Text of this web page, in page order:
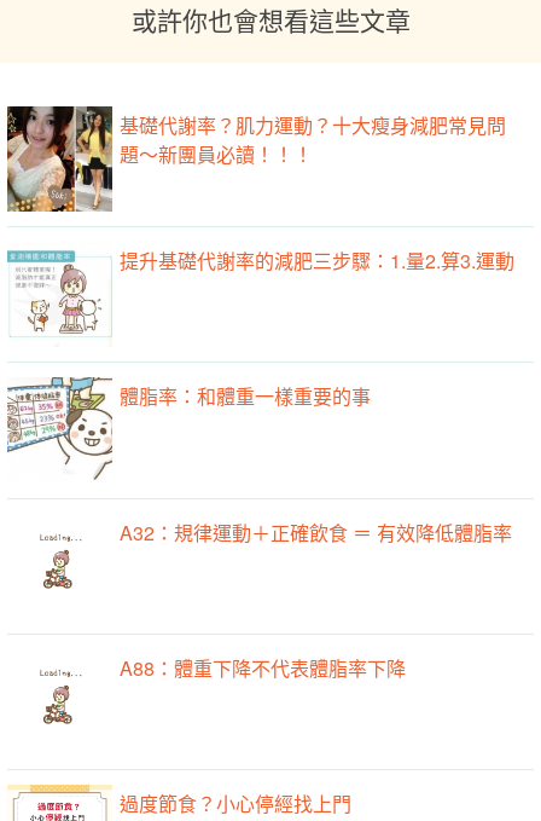
或許你也會想看這些文章
基礎代謝率？肌力運動？十大瘦身減肥常見問
題～新團員必讀！！！
提升基礎代謝率的減肥三步驟：1.量2.算3.運動
體脂率：和體重一樣重要的事
A32：規律運動＋正確飲食 ＝ 有效降低體脂率
A88：體重下降不代表體脂率下降
過度節食？小心停經找上門